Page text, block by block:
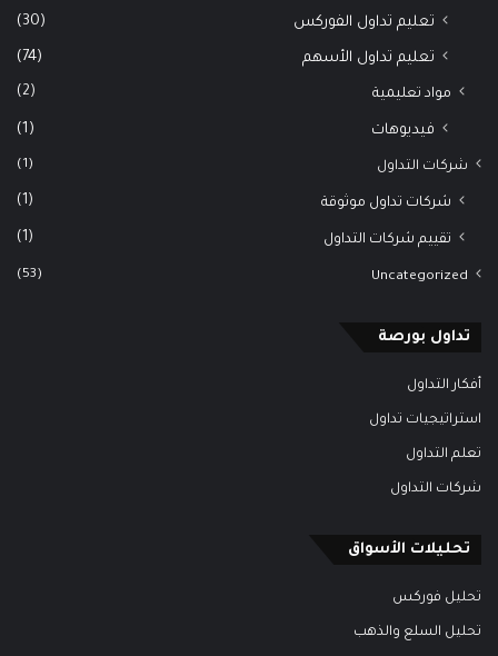
تعليم تداول الفوركس (30)
تعليم تداول الأسهم (74)
مواد تعليمية (2)
فيديوهات (1)
شركات التداول (1)
شركات تداول موثوقة (1)
تقييم شركات التداول (1)
Uncategorized
(53)
تداول بورصة
أفكار التداول
استراتيجيات تداول
تعلم التداول
شركات التداول
تحليلات الأسواق
تحليل فوركس
تحليل السلع والذهب